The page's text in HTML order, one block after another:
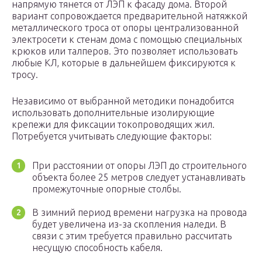
напрямую тянется от ЛЭП к фасаду дома. Второй
вариант сопровождается предварительной натяжкой
металлического троса от опоры централизованной
электросети к стенам дома с помощью специальных
крюков или талперов. Это позволяет использовать
любые КЛ, которые в дальнейшем фиксируются к
тросу.
Независимо от выбранной методики понадобится
использовать дополнительные изолирующие
крепежи для фиксации токопроводящих жил.
Потребуется учитывать следующие факторы:
При расстоянии от опоры ЛЭП до строительного
объекта более 25 метров следует устанавливать
промежуточные опорные столбы.
В зимний период времени нагрузка на провода
будет увеличена из-за скопления наледи. В
связи с этим требуется правильно рассчитать
несущую способность кабеля.